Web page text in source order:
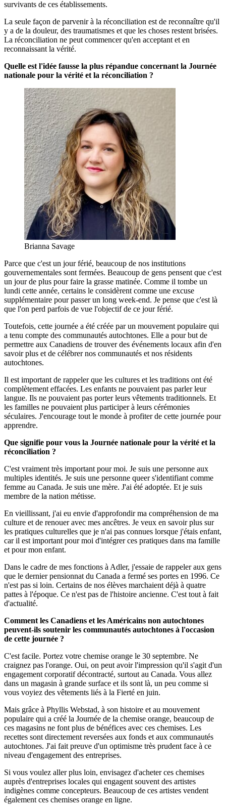
survivants de ces établissements.
La seule façon de parvenir à la réconciliation est de reconnaître qu'il
y a de la douleur, des traumatismes et que les choses restent brisées.
La réconciliation ne peut commencer qu'en acceptant et en
reconnaissant la vérité.
Quelle est l'idée fausse la plus répandue concernant la Journée
nationale pour la vérité et la réconciliation ?
Brianna Savage
Parce que c'est un jour férié, beaucoup de nos institutions
gouvernementales sont fermées. Beaucoup de gens pensent que c'est
un jour de plus pour faire la grasse matinée. Comme il tombe un
lundi cette année, certains le considèrent comme une excuse
supplémentaire pour passer un long week-end. Je pense que c'est là
que l'on perd parfois de vue l'objectif de ce jour férié.
Toutefois, cette journée a été créée par un mouvement populaire qui
a tenu compte des communautés autochtones. Elle a pour but de
permettre aux Canadiens de trouver des événements locaux afin d'en
savoir plus et de célébrer nos communautés et nos résidents
autochtones.
Il est important de rappeler que les cultures et les traditions ont été
complètement effacées. Les enfants ne pouvaient pas parler leur
langue. Ils ne pouvaient pas porter leurs vêtements traditionnels. Et
les familles ne pouvaient plus participer à leurs cérémonies
séculaires. J'encourage tout le monde à profiter de cette journée pour
apprendre.
Que signifie pour vous la Journée nationale pour la vérité et la
réconciliation ?
C'est vraiment très important pour moi. Je suis une personne aux
multiples identités. Je suis une personne queer s'identifiant comme
femme au Canada. Je suis une mère. J'ai été adoptée. Et je suis
membre de la nation métisse.
En vieillissant, j'ai eu envie d'approfondir ma compréhension de ma
culture et de renouer avec mes ancêtres. Je veux en savoir plus sur
les pratiques culturelles que je n'ai pas connues lorsque j'étais enfant,
car il est important pour moi d'intégrer ces pratiques dans ma famille
et pour mon enfant.
Dans le cadre de mes fonctions à Adler, j'essaie de rappeler aux gens
que le dernier pensionnat du Canada a fermé ses portes en 1996. Ce
n'est pas si loin. Certains de nos élèves marchaient déjà à quatre
pattes à l'époque. Ce n'est pas de l'histoire ancienne. C'est tout à fait
d'actualité.
Comment les Canadiens et les Américains non autochtones
peuvent-ils soutenir les communautés autochtones à l'occasion
de cette journée ?
C'est facile. Portez votre chemise orange le 30 septembre. Ne
craignez pas l'orange. Oui, on peut avoir l'impression qu'il s'agit d'un
engagement corporatif décontracté, surtout au Canada. Vous allez
dans un magasin à grande surface et ils sont là, un peu comme si
vous voyiez des vêtements liés à la Fierté en juin.
Mais grâce à Phyllis Webstad, à son histoire et au mouvement
populaire qui a créé la Journée de la chemise orange, beaucoup de
ces magasins ne font plus de bénéfices avec ces chemises. Les
recettes sont directement reversées aux fonds et aux communautés
autochtones. J'ai fait preuve d'un optimisme très prudent face à ce
niveau d'engagement des entreprises.
Si vous voulez aller plus loin, envisagez d'acheter ces chemises
auprès d'entreprises locales qui engagent souvent des artistes
indigènes comme concepteurs. Beaucoup de ces artistes vendent
également ces chemises orange en ligne.